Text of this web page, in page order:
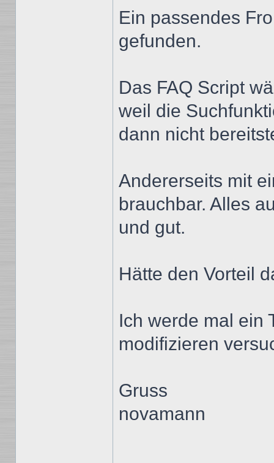
Ein passendes
gefunden.
Das FAQ Script
weil die
dann nicht
Andererseits mit
brauchbar. Alles
und gut.
Hätte den Vorteil
Ich werde mal ein
modifizieren
Gruss
novamann